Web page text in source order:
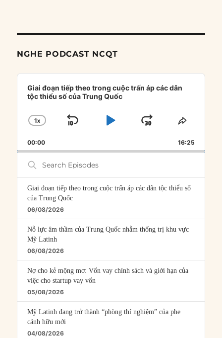
NGHE PODCAST NCQT
Audio
Player
Giai đoạn tiếp theo trong cuộc trấn áp các dân
tộc thiểu số của Trung Quốc
CHANGE
RATE
1X
SKIP
PLAYJUMP
FORWARD
SHARE
00:00 16:25
Search
Episodes
Giai đoạn tiếp theo trong cuộc trấn áp các dân tộc thiểu số
của Trung Quốc
06/08/2026
Nỗ lực âm thầm của Trung Quốc nhằm thống trị khu vực
Mỹ Latinh
06/08/2026
Nợ cho kẻ mộng mơ: Vốn vay chính sách và giới hạn của
việc cho startup vay vốn
05/08/2026
Mỹ Latinh đang trở thành “phòng thí nghiệm” của phe
cánh hữu mới
04/08/2026